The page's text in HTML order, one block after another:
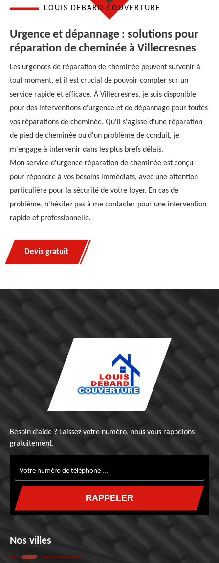
LOUIS DEBARD COUVERTURE
Urgence et dépannage : solutions pour
réparation de cheminée à Villecresnes
Les urgences de réparation de cheminée peuvent survenir à
tout moment, et il est crucial de pouvoir compter sur un
service rapide et efficace. À Villecresnes, je suis disponible
pour des interventions d'urgence et de dépannage pour toutes
vos réparations de cheminée. Qu'il s'agisse d'une réparation
de pied de cheminée ou d'un problème de conduit, je
m'engage à intervenir dans les plus brefs délais.
Mon service d'urgence réparation de cheminée est conçu
pour répondre à vos besoins immédiats, avec une attention
particulière pour la sécurité de votre foyer. En cas de
problème, n'hésitez pas à me contacter pour une intervention
rapide et professionnelle.
Devis gratuit
Besoin d’aide ? Laissez votre numéro, nous vous rappelons
gratuitement.
Nos villes